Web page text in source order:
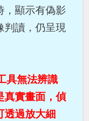
，顯示有偽影
判讀，仍呈現
具無法辨識
真實畫面，偵
透過放大細